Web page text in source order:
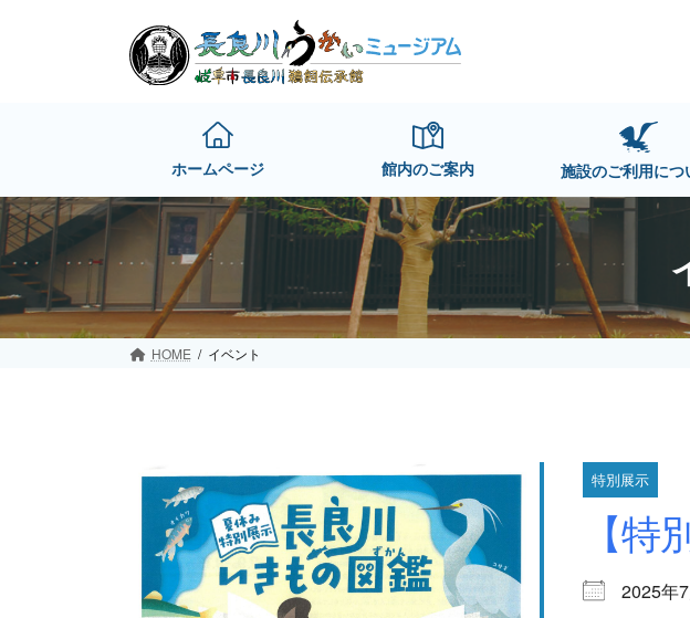
ホームページ 館内のご案内 施設のご利用につ
HOME イベント
特別展示
【
2025年